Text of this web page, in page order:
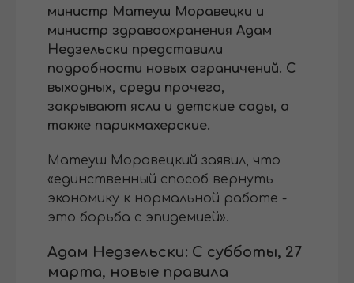
министр Матеуш Моравецки и
министр здравоохранения Адам
Недзельски представили
подробности новых ограничений. С
выходных, среди прочего,
закрывают ясли и детские сады, а
также парикмахерские.
Матеуш Моравецкий заявил, что
«единственный способ вернуть
экономику к нормальной работе -
это борьба с эпидемией».
Адам Недзельски: С субботы, 27
марта, новые правила